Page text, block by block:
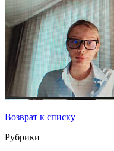
Возврат к списку
Рубрики